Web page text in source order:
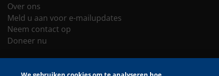
Over ons
Meld u aan voor e-mailupdates
Neem contact op
Doneer nu